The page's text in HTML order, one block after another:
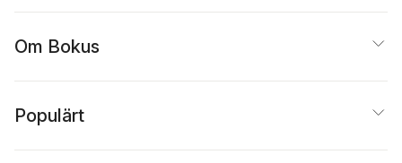
Om Bokus
Populärt